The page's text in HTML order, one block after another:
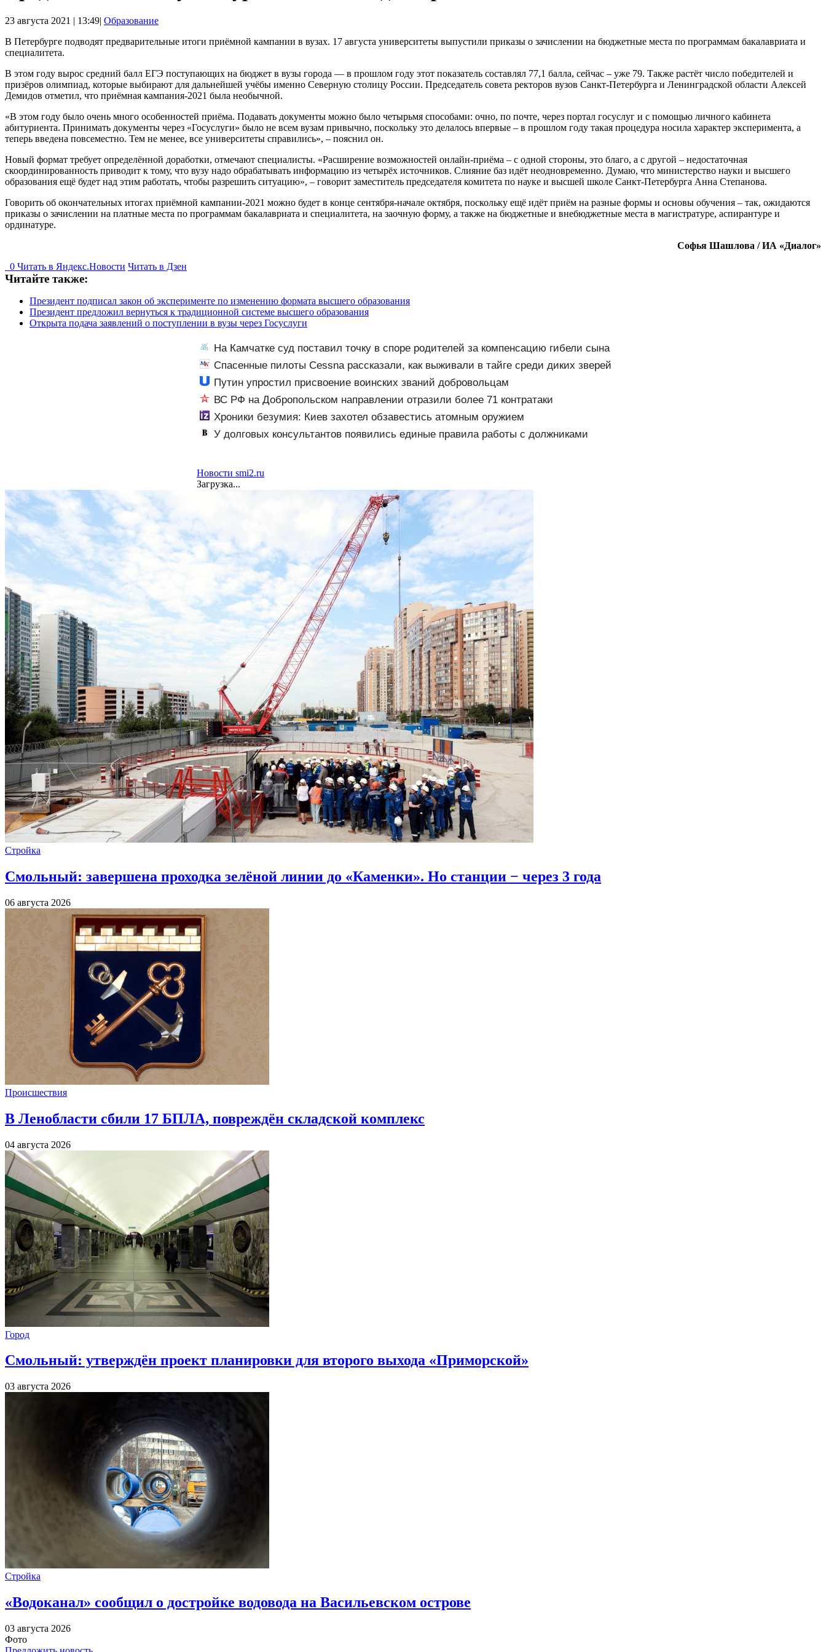
23 августа 2021 | 13:49| Образование
В Петербурге подводят предварительные итоги приёмной кампании в вузах. 17 августа университеты выпустили приказы о зачислении на бюджетные места по программам бакалавриата и
специалитета.
В этом году вырос средний балл ЕГЭ поступающих на бюджет в вузы города — в прошлом году этот показатель составлял 77,1 балла, сейчас – уже 79. Также растёт число победителей и
призёров олимпиад, которые выбирают для дальнейшей учёбы именно Северную столицу России. Председатель совета ректоров вузов Санкт-Петербурга и Ленинградской области Алексей
Демидов отметил, что приёмная кампания-2021 была необычной.
«В этом году было очень много особенностей приёма. Подавать документы можно было четырьмя способами: очно, по почте, через портал госуслуг и с помощью личного кабинета
абитуриента. Принимать документы через «Госуслуги» было не всем вузам привычно, поскольку это делалось впервые – в прошлом году такая процедура носила характер эксперимента, а
теперь введена повсеместно. Тем не менее, все университеты справились», – пояснил он.
Новый формат требует определённой доработки, отмечают специалисты. «Расширение возможностей онлайн-приёма – с одной стороны, это благо, а с другой – недостаточная
скоординированность приводит к тому, что вузу надо обрабатывать информацию из четырёх источников. Слияние баз идёт неодновременно. Думаю, что министерство науки и высшего
образования ещё будет над этим работать, чтобы разрешить ситуацию», – говорит заместитель председателя комитета по науке и высшей школе Санкт-Петербурга Анна Степанова.
Говорить об окончательных итогах приёмной кампании-2021 можно будет в конце сентября-начале октября, поскольку ещё идёт приём на разные формы и основы обучения – так, ожидаются
приказы о зачислении на платные места по программам бакалавриата и специалитета, на заочную форму, а также на бюджетные и внебюджетные места в магистратуре, аспирантуре и
ординатуре.
Софья Шашлова / ИА «Диалог»
0 Читать в Яндекс.Новости Читать в Дзен
Читайте также:
Президент подписал закон об эксперименте по изменению формата высшего образования
Президент предложил вернуться к традиционной системе высшего образования
Открыта подача заявлений о поступлении в вузы через Госуслуги
На Камчатке суд поставил точку в споре родителей за компенсацию гибели сына
Спасенные пилоты Cessna рассказали, как выживали в тайге среди диких зверей
Путин упростил присвоение воинских званий добровольцам
ВС РФ на Добропольском направлении отразили более 71 контратаки
Хроники безумия: Киев захотел обзавестись атомным оружием
У долговых консультантов появились единые правила работы с должниками
Новости smi2.ru
Загрузка...
Стройка
Смольный: завершена проходка зелёной линии до «Каменки». Но станции − через 3 года
06 августа 2026
Происшествия
В Ленобласти сбили 17 БПЛА, повреждён складской комплекс
04 августа 2026
Город
Смольный: утверждён проект планировки для второго выхода «Приморской»
03 августа 2026
Стройка
«Водоканал» сообщил о достройке водовода на Васильевском острове
03 августа 2026
Фото